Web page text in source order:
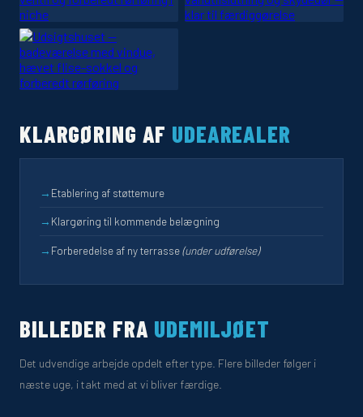
KLARGØRING AF UDEAREALER
→ Etablering af støttemure
→ Klargøring til kommende belægning
→ Forberedelse af ny terrasse(under udførelse)
BILLEDER FRA UDEMILJØET
Det udvendige arbejde opdelt efter type. Flere billeder følger i
næste uge, i takt med at vi bliver færdige.